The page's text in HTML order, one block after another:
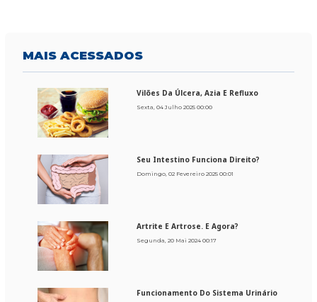
MAISACESSADOS
Vilões Da Úlcera, Azia E Refluxo
Sexta, 04 Julho 2025 00:00
Seu Intestino Funciona Direito?
Domingo, 02 Fevereiro 2025 00:01
Artrite E Artrose. E Agora?
Segunda, 20 Mai 2024 00:17
Funcionamento Do Sistema Urinário